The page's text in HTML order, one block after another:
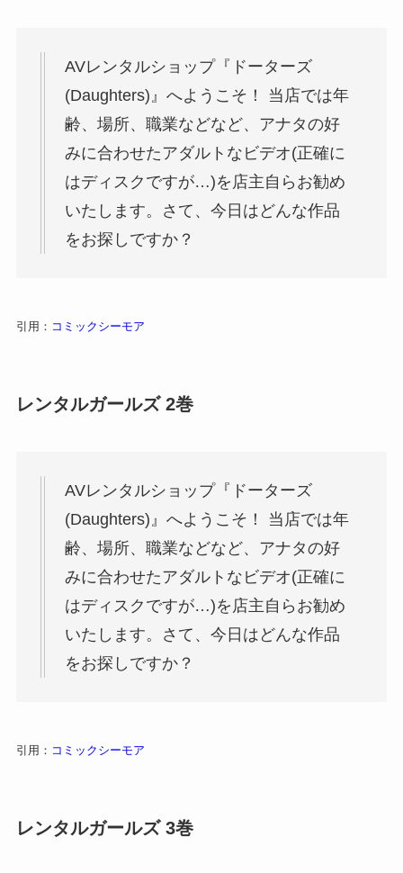
AVレンタルショップ『ドーターズ
(Daughters)』へようこそ！ 当店では年
齢、場所、職業などなど、アナタの好
みに合わせたアダルトなビデオ(正確に
はディスクですが…)を店主自らお勧め
いたします。さて、今日はどんな作品
をお探しですか？
引用： コミックシーモア
レンタルガールズ 2巻
AVレンタルショップ『ドーターズ
(Daughters)』へようこそ！ 当店では年
齢、場所、職業などなど、アナタの好
みに合わせたアダルトなビデオ(正確に
はディスクですが…)を店主自らお勧め
いたします。さて、今日はどんな作品
をお探しですか？
引用： コミックシーモア
レンタルガールズ 3巻